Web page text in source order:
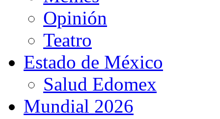
Opinión
Teatro
Estado de México
Salud Edomex
Mundial 2026